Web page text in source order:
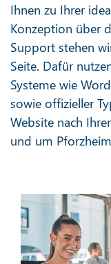
Ihnen zu Ihrer
Konzeption über
Support stehen
Seite. Dafür
Systeme wie
sowie offizieller
Website nach
und um